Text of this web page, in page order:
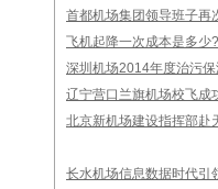
首都机场集团领导班子再
飞机起降一次成本是多少?
深圳机场2014年度治污
辽宁营口兰旗机场校飞成
北京新机场建设指挥部赴
长水机场信息数据时代引